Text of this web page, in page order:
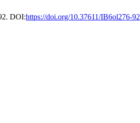
DOI:https://doi.org/10.37611/IB6ol276-92